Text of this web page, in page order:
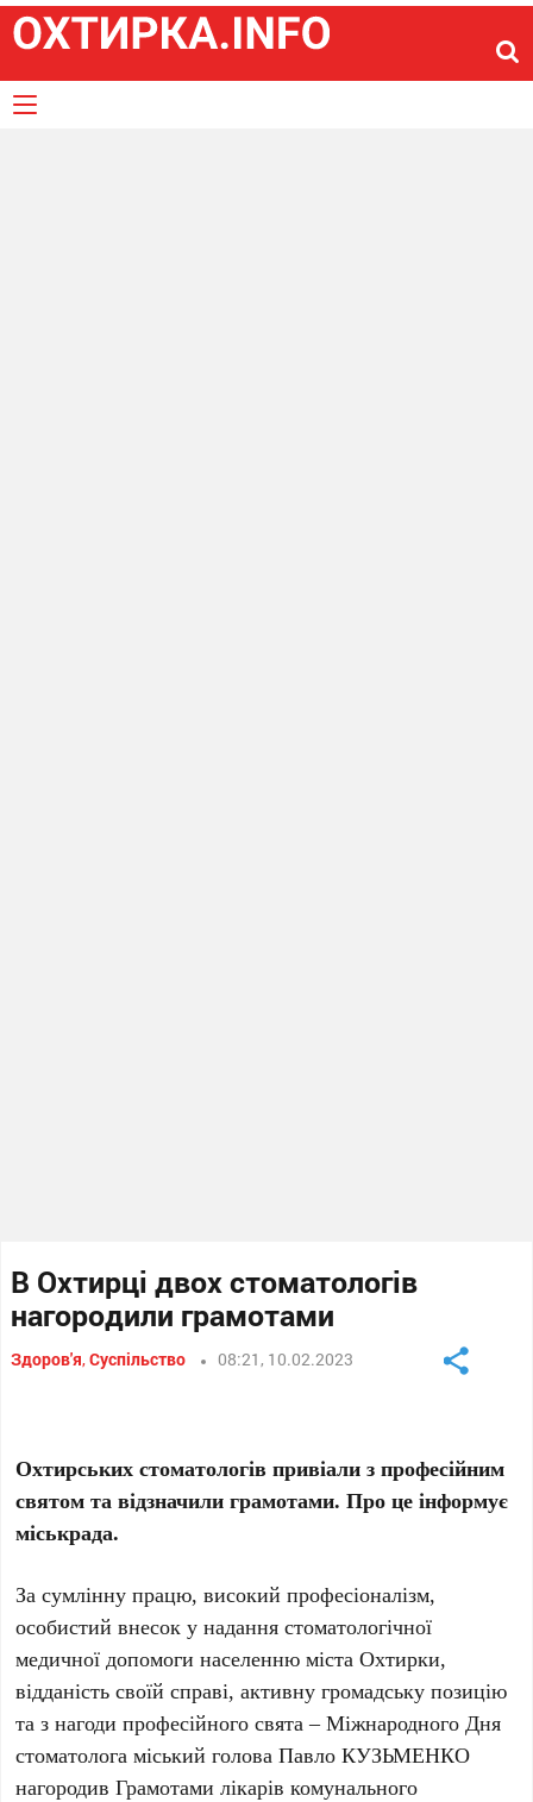
В Охтирці двох стоматологів
нагородили грамотами
Здоров'я,Суспільство 08:21, 10.02.2023
Охтирських стоматологів привіали з професійним
святом та відзначили грамотами. Про це інформує
міськрада.
За сумлінну працю, високий професіоналізм,
особистий внесок у надання стоматологічної
медичної допомоги населенню міста Охтирки,
відданість своїй справі, активну громадську позицію
та з нагоди професійного свята – Міжнародного Дня
стоматолога міський голова Павло КУЗЬМЕНКО
нагородив Грамотами лікарів комунального